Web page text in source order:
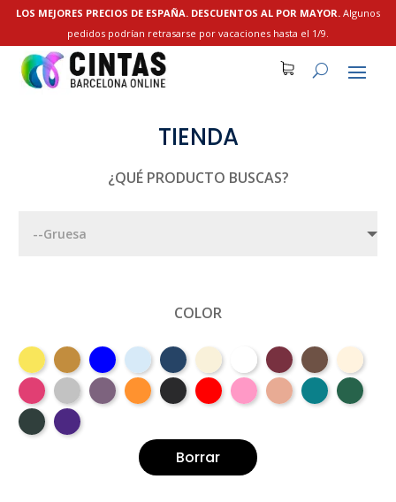
LOS MEJORES PRECIOS DE ESPAÑA. DESCUENTOS AL POR MAYOR. Algunos
pedidos podrían retrasarse por vacaciones hasta el 1/9.
TIENDA
¿QUÉ PRODUCTO BUSCAS?
COLOR
Borrar